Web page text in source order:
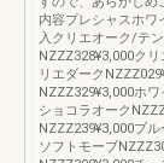
内容プレシャスホワ
入クリエオーク/テ
NZZZ328¥3,000ク
リエダーク
NZZZ329¥3,000ホ
ショコラオーク
NZZZ239¥3,000ブ
ソフトモーブ